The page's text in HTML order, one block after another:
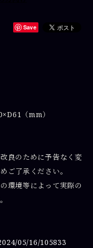
Save
（mm）
良のために予告なく変
ご了承ください。
環境等によって実際の
05/16/105833